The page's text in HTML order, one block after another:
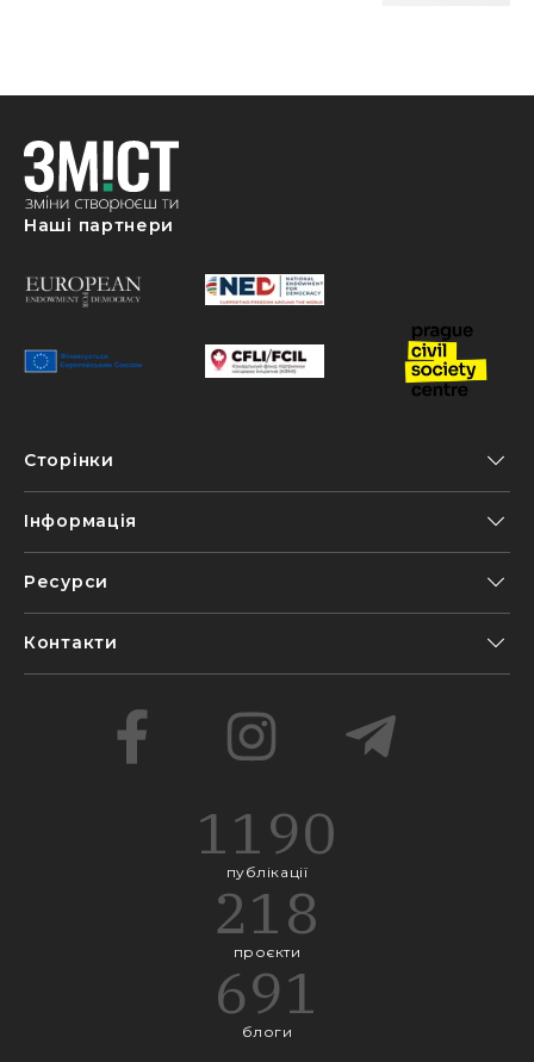
Наші партнери
Сторінки
Інформація
Ресурси
Контакти
1190
публікації
218
проєкти
691
блоги